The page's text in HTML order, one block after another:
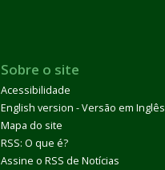
Sobre o site
Acessibilidade
English version - Versão em Inglês
Mapa do site
RSS: O que é?
Assine o RSS de Notícias